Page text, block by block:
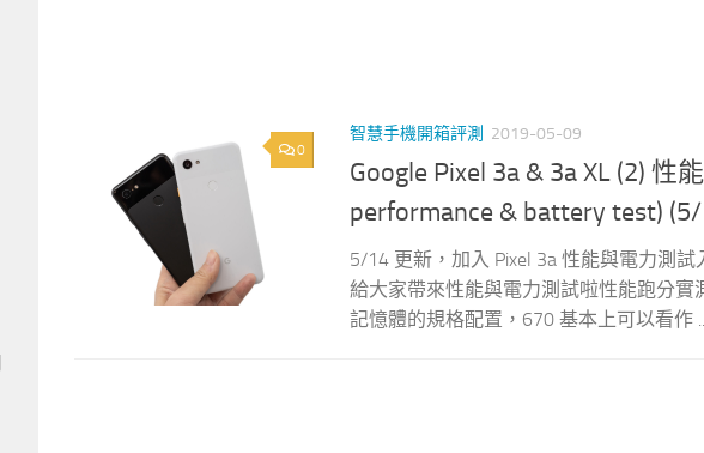
0
智慧手機開箱評測 2019-05-09
Google Pixel 3a & 3a XL (2) 性
performance & battery test)
5/14 更新，加入 Pixel 3a 性能與電力測試
給大家帶來性能與電力測試啦性能跑分實
記憶體的規格配置，670 基本上可以看作